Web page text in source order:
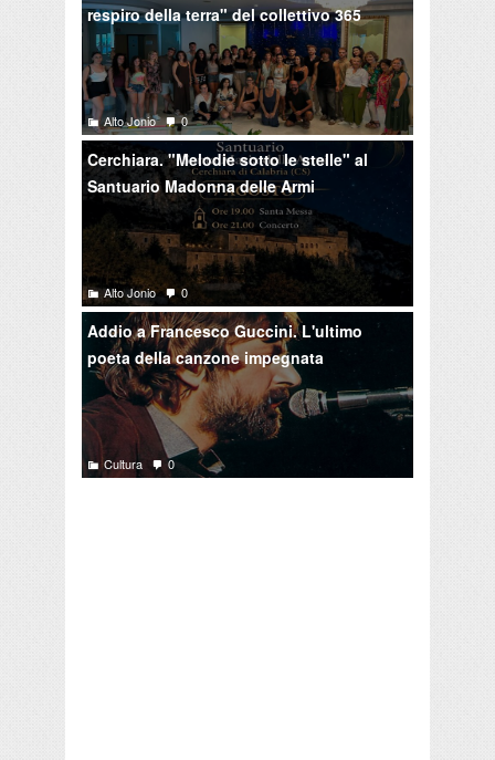
respiro della terra" del collettivo 365
Alto Jonio 0
Cerchiara. "Melodie sotto le stelle" al
Santuario Madonna delle Armi
Alto Jonio 0
Addio a Francesco Guccini. L'ultimo
poeta della canzone impegnata
Cultura 0